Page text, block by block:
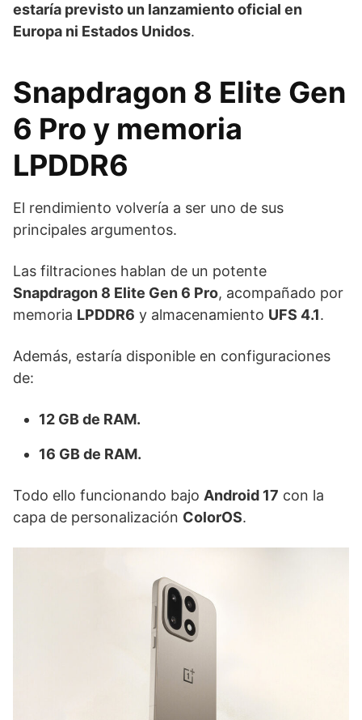
estaría previsto un lanzamiento oficial en
Europa ni Estados Unidos.
Snapdragon 8 Elite Gen
6 Pro y memoria
LPDDR6
El rendimiento volvería a ser uno de sus
principales argumentos.
Las filtraciones hablan de un potente
Snapdragon 8 Elite Gen 6 Pro, acompañado por
memoria LPDDR6 y almacenamiento UFS 4.1.
Además, estaría disponible en configuraciones
de:
12 GB de RAM.
16 GB de RAM.
Todo ello funcionando bajo Android 17 con la
capa de personalización ColorOS.